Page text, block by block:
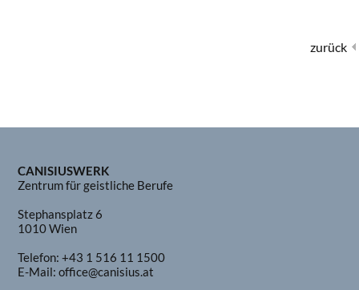
zurück
CANISIUSWERK
Zentrum für geistliche Berufe
Stephansplatz 6
1010 Wien
Telefon:+43 1 516 11 1500
E-Mail:office@canisius.at